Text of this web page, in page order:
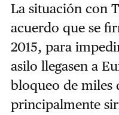
La situación con
acuerdo que se
2015, para
asilo llegasen a
bloqueo de miles
principalmente